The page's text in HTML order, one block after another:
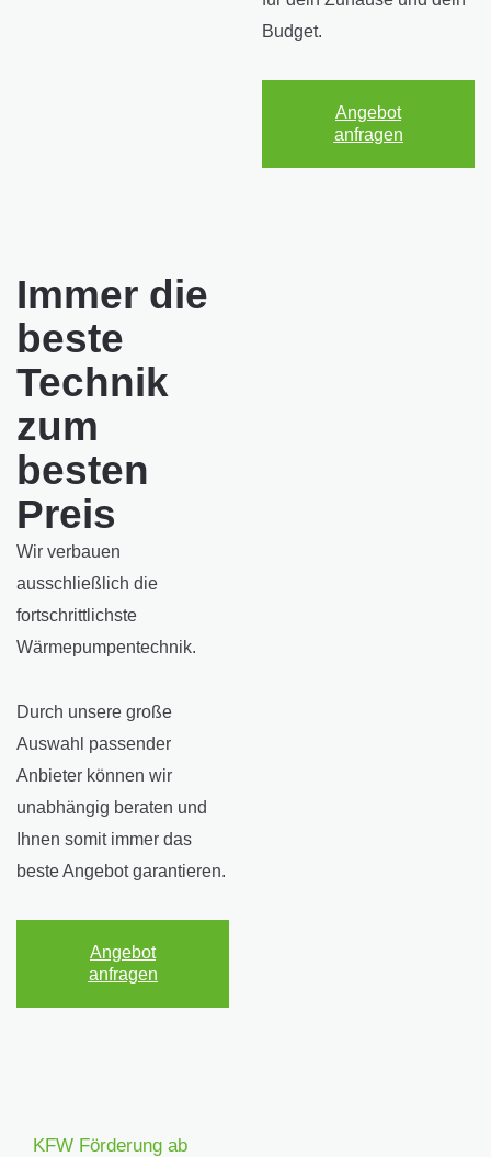
Budget.
Angebot
anfragen
Immer die
beste
Technik
zum
besten
Preis
Wir verbauen
ausschließlich die
fortschrittlichste
Wärmepumpentechnik.
Durch unsere große
Auswahl passender
Anbieter können wir
unabhängig beraten und
Ihnen somit immer das
beste Angebot garantieren.
Angebot
anfragen
KFW Förderung ab